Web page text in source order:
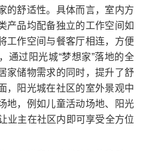
的舒适性。具体而言，室内方
产品均配备独立的工作空间如
工作空间与餐客厅相连，方便
通过阳光城“梦想家”落地的全
家储物需求的同时，提升了舒
，阳光城在社区的室外景观中
地，例如儿童活动场地、阳光
业主在社区内即可享受全方位